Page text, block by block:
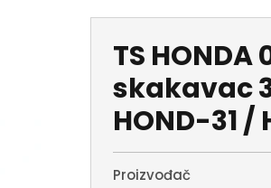
TS
skakavac
HOND-31 /
Proizvođač